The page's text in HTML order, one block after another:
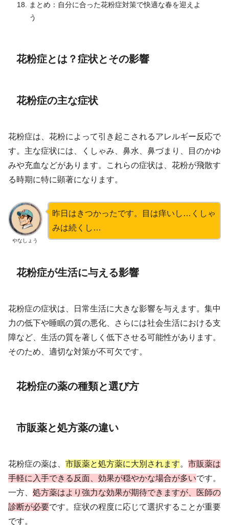
まとめ：自分に合った花粉症対策で快適な春を迎えよ
う
花粉症とは？症状とその影響
花粉症の主な症状
花粉症は、花粉によって引き起こされるアレルギー反応で
す。主な症状には、くしゃみ、鼻水、鼻づまり、目のかゆ
みや充血などがあります。これらの症状は、花粉が飛散す
る時期に特に顕著になります。
やなしょう
昨日はきつかったです。目は痒いし…くしゃ
みは続くし…
花粉症が生活に与える影響
花粉症の症状は、日常生活に大きな影響を与えます。集中
力の低下や睡眠の質の悪化、さらには社会生活における支
障など、生活の質を著しく低下させる可能性があります。
そのため、適切な対策が不可欠です。
花粉症の薬の種類と選び方
市販薬と処方薬の違い
花粉症の薬は、 市販薬と処方薬に大別されます。 市販薬は
手軽に入手できる反面、効果が穏やかな場合が多いです。
一方、 処方薬はより強力な効果が期待できますが、医師の
診断が必要です。症状の程度に応じて選択することが重要
です。